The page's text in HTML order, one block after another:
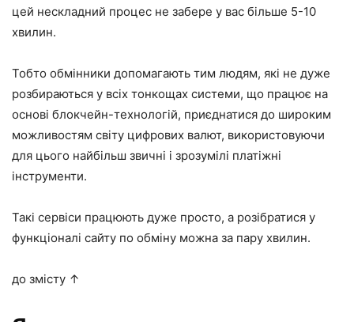
цей нескладний процес не забере у вас більше 5-10
хвилин.
Тобто обмінники допомагають тим людям, які не дуже
розбираються у всіх тонкощах системи, що працює на
основі блокчейн-технологій, приєднатися до широким
можливостям світу цифрових валют, використовуючи
для цього найбільш звичні і зрозумілі платіжні
інструменти.
Такі сервіси працюють дуже просто, а розібратися у
функціоналі сайту по обміну можна за пару хвилин.
до змісту ↑